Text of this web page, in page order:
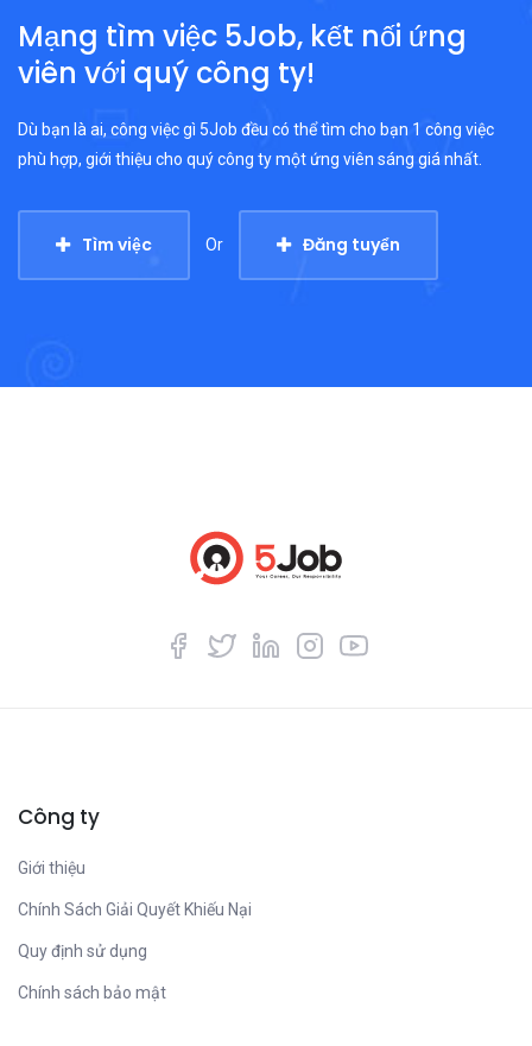
Mạng tìm việc 5Job, kết nối ứng
viên với quý công ty!
Dù bạn là ai, công việc gì 5Job đều có thể tìm cho bạn 1 công việc
phù hợp, giới thiệu cho quý công ty một ứng viên sáng giá nhất.
Tìm việc Or Đăng tuyển
Công ty
Giới thiệu
Chính Sách Giải Quyết Khiếu Nại
Quy định sử dụng
Chính sách bảo mật